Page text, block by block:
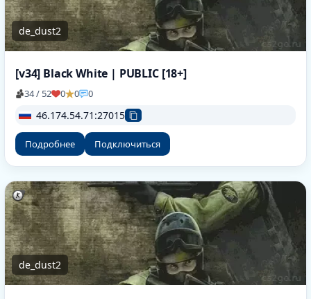
de_dust2
[v34] Black White | PUBLIC [18+]
34 / 52 0 0 0
46.174.54.71:27015
Подробнее Подключиться
de_dust2